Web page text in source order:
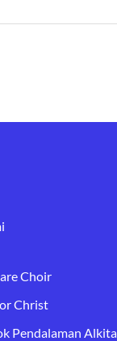
Choir
Christ
Pendalaman